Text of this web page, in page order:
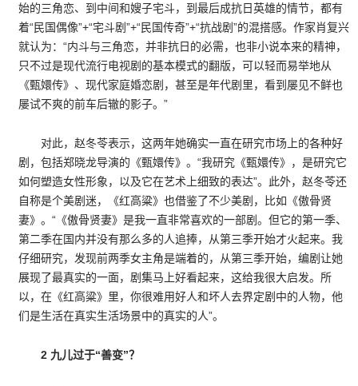
始的三角恋、到中间和嫂子宅斗，到最后成抗日英雄的情节，都有
着“民国偶像”+“宅斗剧”+“民国传奇”+“抗战剧”的混搭感。作家肖复兴
就认为：“内斗与三角恋，并非抗日的必需，也非小说本来的精神，
只不过是现代流行电视剧的基本模式的翻版，可以轻而易举地从
《甄嬛传》、现代家庭婚恋剧，甚至是年代剧里，看到屡见不鲜也
屡试不爽的前车后辙的影子。”
对此，赵冬苓表示，这两年她确实一直在研究市场上的各种好
剧，包括郑晓龙导演的《甄嬛传》。“我研究《甄嬛传》，是研究它
如何塑造女性形象，以及它在艺术上细致的表达”。此外，赵冬苓还
自称是个美剧迷，《红高粱》也借鉴了不少美剧，比如《傲骨贤
妻》。“《傲骨贤妻》是我一直非常喜欢的一部剧。但它的第一季、
第二季在国内并没有那么多的人追捧，从第三季开始才火起来。我
仔细研究，发现前两季女主角是端着的，从第三季开始，编剧让她
展现了最真实的一面，剧集马上好看起来，这给我很大启发。所
以，在《红高粱》里，你很难用好人和坏人去界定剧中的人物，他
们是生活在真实生活场景中的真实的人”。
2 九儿过于“善变”？